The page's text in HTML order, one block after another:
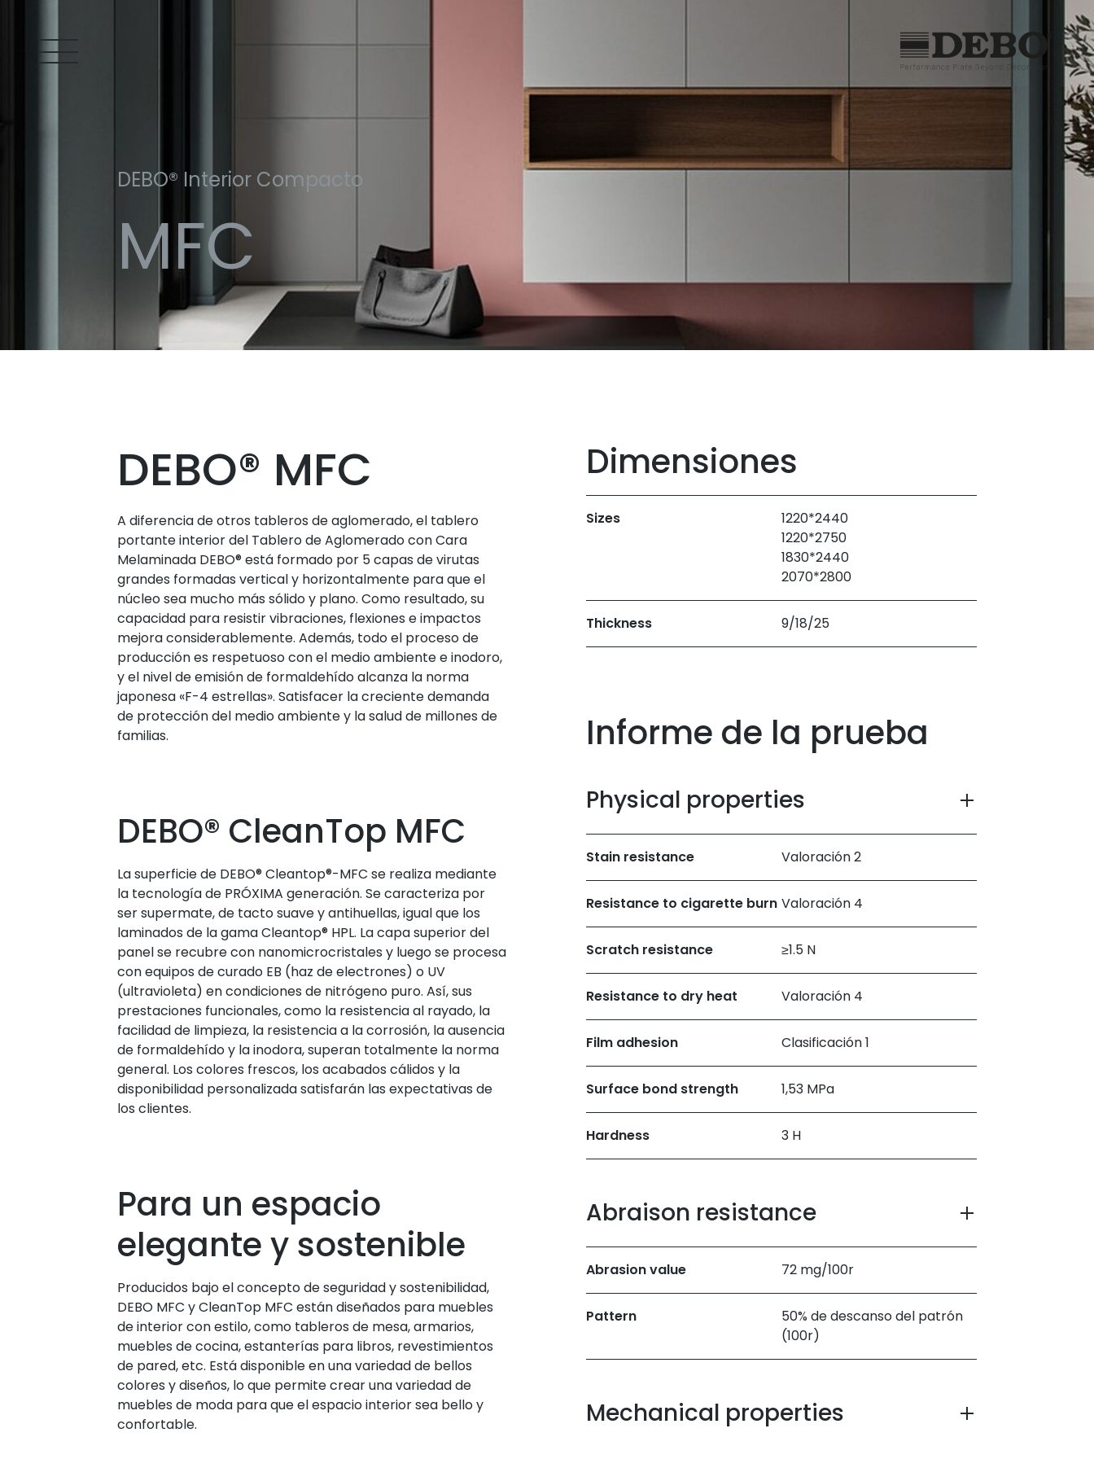
DEBO® Interior Compacto
MFC
DEBO® MFC
A diferencia de otros tableros de aglomerado, el tablero
portante interior del Tablero de Aglomerado con Cara
Melaminada DEBO® está formado por 5 capas de virutas
grandes formadas vertical y horizontalmente para que el
núcleo sea mucho más sólido y plano. Como resultado, su
capacidad para resistir vibraciones, flexiones e impactos
mejora considerablemente. Además, todo el proceso de
producción es respetuoso con el medio ambiente e inodoro,
y el nivel de emisión de formaldehído alcanza la norma
japonesa «F-4 estrellas». Satisfacer la creciente demanda
de protección del medio ambiente y la salud de millones de
familias.
DEBO® CleanTop MFC
La superficie de DEBO® Cleantop®-MFC se realiza mediante
la tecnología de PRÓXIMA generación. Se caracteriza por
ser supermate, de tacto suave y antihuellas, igual que los
laminados de la gama Cleantop® HPL. La capa superior del
panel se recubre con nanomicrocristales y luego se procesa
con equipos de curado EB (haz de electrones) o UV
(ultravioleta) en condiciones de nitrógeno puro. Así, sus
prestaciones funcionales, como la resistencia al rayado, la
facilidad de limpieza, la resistencia a la corrosión, la ausencia
de formaldehído y la inodora, superan totalmente la norma
general. Los colores frescos, los acabados cálidos y la
disponibilidad personalizada satisfarán las expectativas de
los clientes.
Para un espacio
elegante y sostenible
Producidos bajo el concepto de seguridad y sostenibilidad,
DEBO MFC y CleanTop MFC están diseñados para muebles
de interior con estilo, como tableros de mesa, armarios,
muebles de cocina, estanterías para libros, revestimientos
de pared, etc. Está disponible en una variedad de bellos
colores y diseños, lo que permite crear una variedad de
muebles de moda para que el espacio interior sea bello y
confortable.
Dimensiones
Sizes
1220*2440
1220*2750
1830*2440
2070*2800
Thickness 9/18/25
Informe de la prueba
Physical properties
Stain resistance Valoración 2
Resistance to cigarette burn Valoración 4
Scratch resistance ≥1.5 N
Resistance to dry heat Valoración 4
Film adhesion Clasificación 1
Surface bond strength 1,53 MPa
Hardness 3 H
Abraison resistance
Abrasion value 72 mg/100r
Pattern
50% de descanso del patrón
(100r)
Mechanical properties